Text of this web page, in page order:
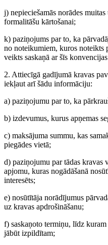
j) nepieciešamās norādes muitas
formalitāšu kārtošanai;
k) paziņojums par to, ka
no noteikumiem, kuros noteikts
veikts saskaņā ar šīs
2. Attiecīgā gadījumā kravas
iekļaut arī šādu informāciju:
a) paziņojumu par to, ka
b) izdevumus, kurus apņemas
c) maksājuma summu, kas
piegādes vietā;
d) paziņojumu par tādas kravas
apjomu, kuras nogādāšanā
interesēts;
e) nosūtītāja norādījumus
uz kravas apdrošināšanu;
f) saskaņoto termiņu, līdz
jābūt izpildītam;